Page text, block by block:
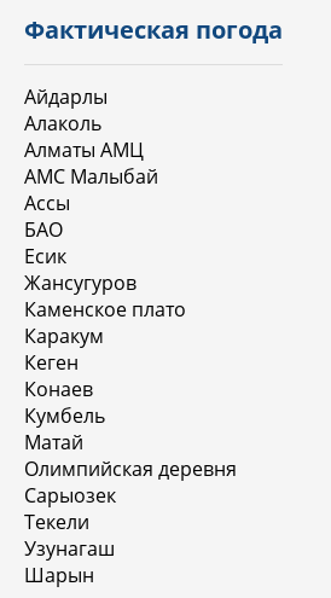
Фактическая погода
Айдарлы
Алаколь
Алматы АМЦ
АМС Малыбай
Ассы
БАО
Есик
Жансугуров
Каменское плато
Каракум
Кеген
Конаев
Кумбель
Матай
Олимпийская деревня
Сарыозек
Текели
Узунагаш
Шарын